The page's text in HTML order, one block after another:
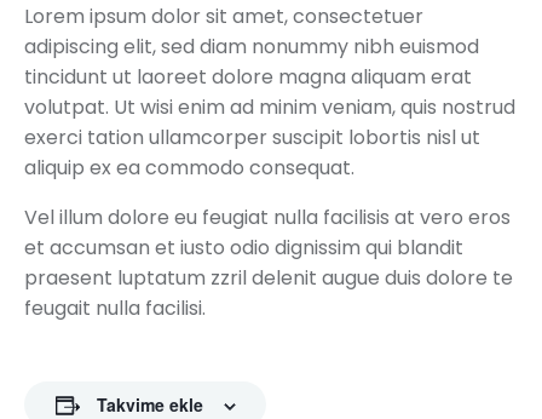
Lorem ipsum dolor sit amet, consectetuer
adipiscing elit, sed diam nonummy nibh euismod
tincidunt ut laoreet dolore magna aliquam erat
volutpat. Ut wisi enim ad minim veniam, quis nostrud
exerci tation ullamcorper suscipit lobortis nisl ut
aliquip ex ea commodo consequat.
Vel illum dolore eu feugiat nulla facilisis at vero eros
et accumsan et iusto odio dignissim qui blandit
praesent luptatum zzril delenit augue duis dolore te
feugait nulla facilisi.
Takvime ekle